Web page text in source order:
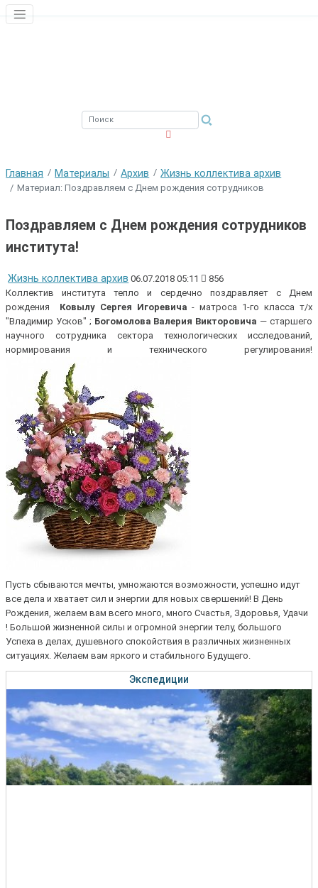
Главная Материалы Архив Жизнь коллектива архив
Материал: Поздравляем с Днем рождения сотрудников
Поздравляем с Днем рождения сотрудников
института!
Жизнь коллектива архив 06.07.2018 05:11
856
Коллектив института тепло и сердечно поздравляет с Днем
рождения Ковылу Сергея Игоревича - матроса 1-го класса т/х
"Владимир Усков" ; Богомолова Валерия Викторовича — старшего
научного сотрудника сектора технологических исследований,
нормирования и технического регулирования!
Пусть сбываются мечты, умножаются возможности, успешно идут
все дела и хватает сил и энергии для новых свершений! В День
Рождения, желаем вам всего много, много Счастья, Здоровья, Удачи
! Большой жизненной силы и огромной энергии телу, большого
Успеха в делах, душевного спокойствия в различных жизненных
ситуациях. Желаем вам яркого и стабильного Будущего.
Экспедиции